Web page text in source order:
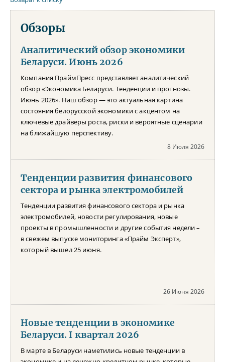
Обзоры
Аналитический обзор экономики
Беларуси. Июнь 2026
Компания ПраймПресс представляет аналитический
обзор «Экономика Беларуси. Тенденции и прогнозы.
Июнь 2026». Наш обзор — это актуальная картина
состояния белорусской экономики с акцентом на
ключевые драйверы роста, риски и вероятные сценарии
на ближайшую перспективу.
8 Июля 2026
Тенденции развития финансового
сектора и рынка электромобилей
Тенденции развития финансового сектора и рынка
электромобилей, новости регулирования, новые
проекты в промышленности и другие события недели –
в свежем выпуске мониторинга «Прайм Эксперт»,
который вышел 25 июня.
26 Июня 2026
Новые тенденции в экономике
Беларуси. I квартал 2026
В марте в Беларуси наметились новые тенденции в